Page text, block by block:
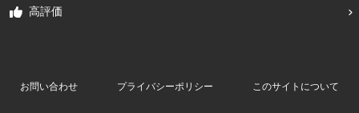
高評価
お問い合わせ プライバシーポリシー このサイトについて